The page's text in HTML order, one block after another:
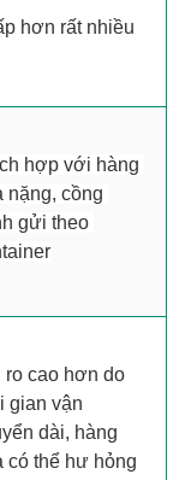
hơn rất nhiều
hợp với hàng
nặng, cồng
gửi theo
ro cao hơn do
gian vận
dài, hàng
có thể hư hỏng